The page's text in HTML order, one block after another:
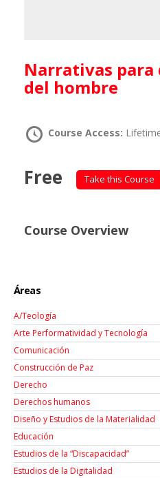
Narrativas para después del fin
del hombre
Course Access:
Free Take this Course
Course Overview
Áreas
A/Teología
Arte Performatividad y Tecnología
Comunicación
Construcción de Paz
Derecho
Derechos humanos
Diseño y Estudios de la Materialidad
Educación
Estudios de la “Discapacidad”
Estudios de la Digitalidad